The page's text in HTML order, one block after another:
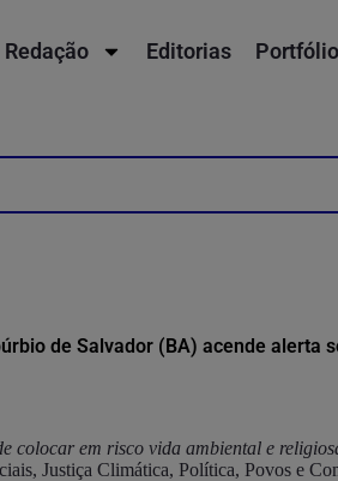
Redação Editorias Portfólio
de Salvador (BA) acende alerta
colocar em risco vida ambiental e
, Justiça Climática, Política, Povos e